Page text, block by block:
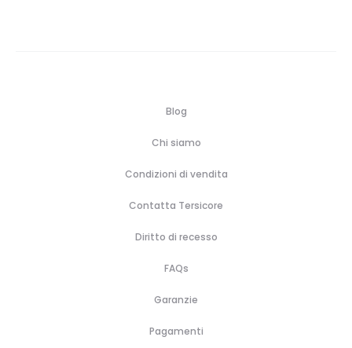
Blog
Chi siamo
Condizioni di vendita
Contatta Tersicore
Diritto di recesso
FAQs
Garanzie
Pagamenti